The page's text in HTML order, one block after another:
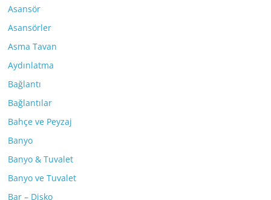
Asansör
Asansörler
Asma Tavan
Aydınlatma
Bağlantı
Bağlantılar
Bahçe ve Peyzaj
Banyo
Banyo & Tuvalet
Banyo ve Tuvalet
Bar – Disko